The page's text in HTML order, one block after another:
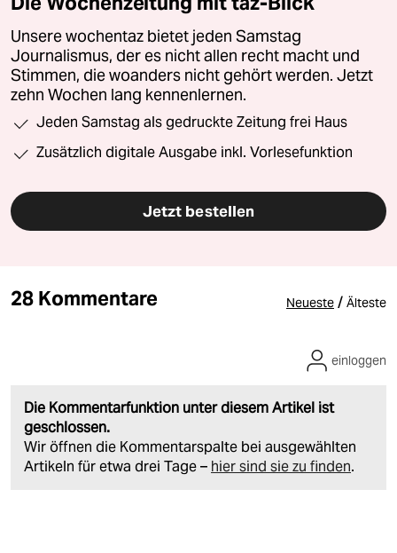
Unsere wochentaz bietet jeden Samstag
Journalismus, der es nicht allen recht macht und
Stimmen, die woanders nicht gehört werden. Jetzt
zehn Wochen lang kennenlernen.
Jeden Samstag als gedruckte Zeitung frei Haus
Zusätzlich digitale Ausgabe inkl. Vorlesefunktion
Jetzt bestellen
28 Kommentare Neueste / Älteste
Die Kommentarfunktion unter diesem Artikel ist
geschlossen.
Wir öffnen die Kommentarspalte bei ausgewählten
Artikeln für etwa drei Tage – hier sind sie zu finden.
einloggen